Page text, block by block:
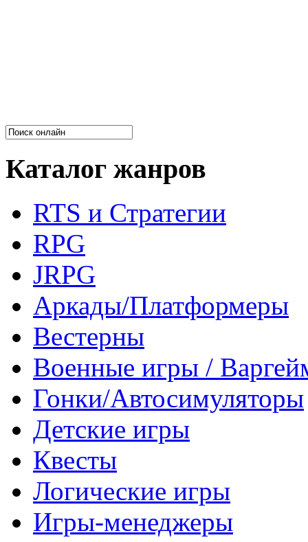
Каталог жанров
RTS и Стратегии
RPG
JRPG
Аркады/Платформеры
Вестерны
Военные игры /
Гонки/Автосимуляторы
Детские игры
Квесты
Логические игры
Игры-менеджеры